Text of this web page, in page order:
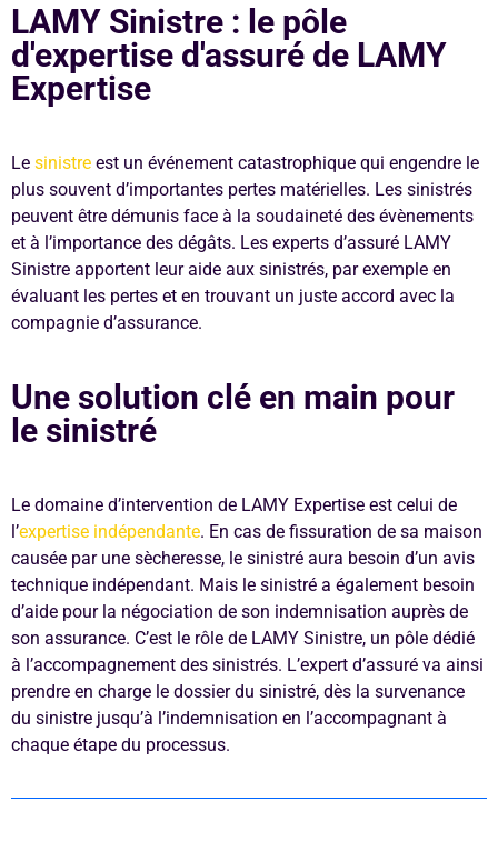
LAMY Sinistre : le pôle
d'expertise d'assuré de LAMY
Expertise
Le sinistre est un événement catastrophique qui engendre le
plus souvent d’importantes pertes matérielles. Les sinistrés
peuvent être démunis face à la soudaineté des évènements
et à l’importance des dégâts. Les experts d’assuré LAMY
Sinistre apportent leur aide aux sinistrés, par exemple en
évaluant les pertes et en trouvant un juste accord avec la
compagnie d’assurance.
Une solution clé en main pour
le sinistré
Le domaine d’intervention de LAMY Expertise est celui de
l’expertise indépendante. En cas de fissuration de sa maison
causée par une sècheresse, le sinistré aura besoin d’un avis
technique indépendant. Mais le sinistré a également besoin
d’aide pour la négociation de son indemnisation auprès de
son assurance. C’est le rôle de LAMY Sinistre, un pôle dédié
à l’accompagnement des sinistrés. L’expert d’assuré va ainsi
prendre en charge le dossier du sinistré, dès la survenance
du sinistre jusqu’à l’indemnisation en l’accompagnant à
chaque étape du processus.